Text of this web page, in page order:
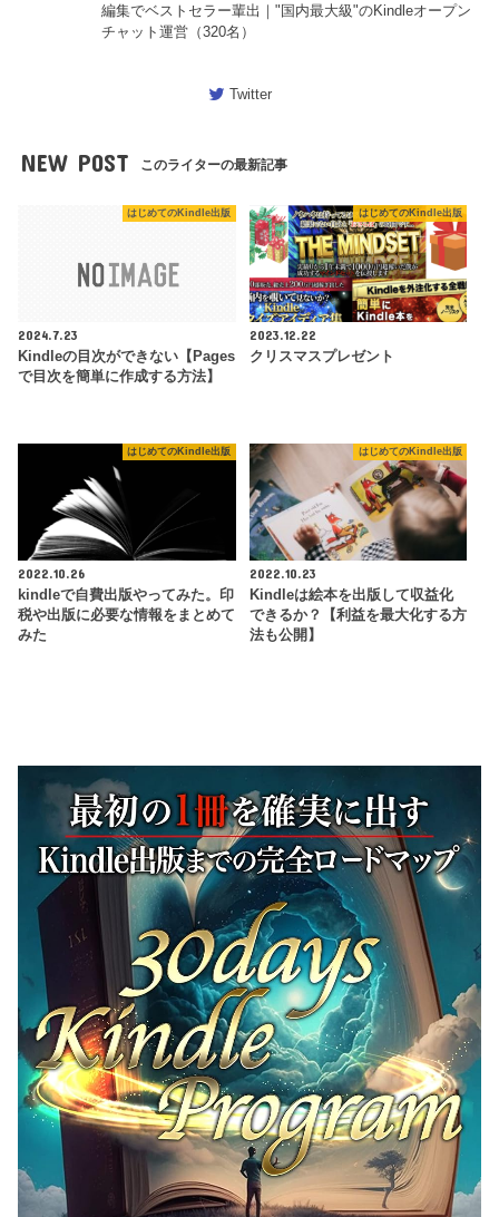
編集でベストセラー輩出｜"国内最大級"のKindleオープン
チャット運営（320名）
Twitter
NEW POST このライターの最新記事
はじめてのKindle出版
2024.7.23
Kindleの目次ができない【Pages
で目次を簡単に作成する方法】
はじめてのKindle出版
2023.12.22
クリスマスプレゼント
はじめてのKindle出版
2022.10.26
kindleで自費出版やってみた。印
税や出版に必要な情報をまとめて
みた
はじめてのKindle出版
2022.10.23
Kindleは絵本を出版して収益化
できるか？【利益を最大化する方
法も公開】